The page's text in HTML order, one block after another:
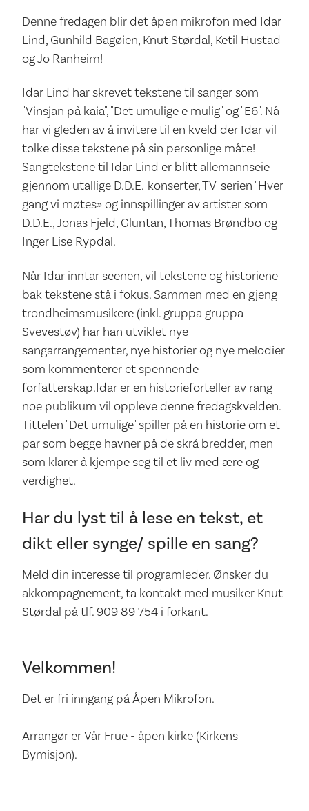
Denne fredagen blir det åpen mikrofon med Idar
Lind, Gunhild Bagøien, Knut Størdal, Ketil Hustad
og Jo Ranheim!
Idar Lind har skrevet tekstene til sanger som
"Vinsjan på kaia", "Det umulige e mulig" og "E6". Nå
har vi gleden av å invitere til en kveld der Idar vil
tolke disse tekstene på sin personlige måte!
Sangtekstene til Idar Lind er blitt allemannseie
gjennom utallige D.D.E.-konserter, TV-serien "Hver
gang vi møtes» og innspillinger av artister som
D.D.E., Jonas Fjeld, Gluntan, Thomas Brøndbo og
Inger Lise Rypdal.
Når Idar inntar scenen, vil tekstene og historiene
bak tekstene stå i fokus. Sammen med en gjeng
trondheimsmusikere (inkl. gruppa gruppa
Svevestøv) har han utviklet nye
sangarrangementer, nye historier og nye melodier
som kommenterer et spennende
forfatterskap.Idar er en historieforteller av rang -
noe publikum vil oppleve denne fredagskvelden.
Tittelen "Det umulige" spiller på en historie om et
par som begge havner på de skrå bredder, men
som klarer å kjempe seg til et liv med ære og
verdighet.
Har du lyst til å lese en tekst, et
dikt eller synge/ spille en sang?
Meld din interesse til programleder. Ønsker du
akkompagnement, ta kontakt med musiker Knut
Størdal på tlf. 909 89 754 i forkant.
Velkommen!
Det er fri inngang på Åpen Mikrofon.
Arrangør er Vår Frue - åpen kirke (Kirkens
Bymisjon).